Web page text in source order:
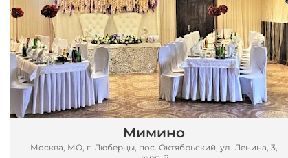
Мимино
Москва, МО, г. Люберцы, пос. Октябрьский, ул. Ленина, 3,